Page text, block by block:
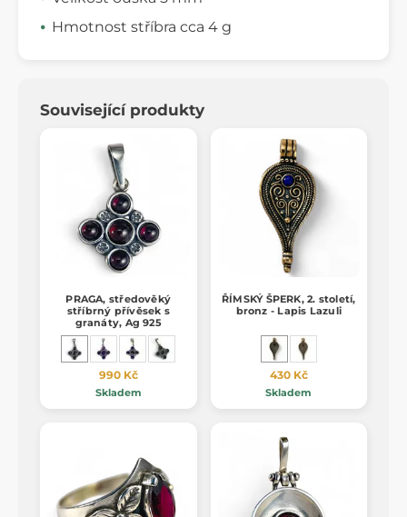
Hmotnost stříbra cca 4 g
Související produkty
PRAGA, středověký
stříbrný přívěsek s
granáty, Ag 925
990 Kč
Skladem
ŘÍMSKÝ ŠPERK, 2. století,
bronz - Lapis Lazuli
430 Kč
Skladem